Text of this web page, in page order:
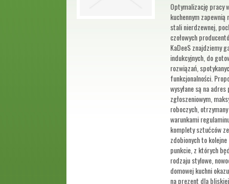
Optymalizację pracy
kuchennym
stali nierdzewnej,
czołowych
KaDeeS znajdziemy
indukcyjnych, do
rozwiązań,
funkcjonalności.
wysyłane są na
zgłoszeniowym,
roboczych,
warunkami
komplety sztućców
zdobionych to
punkcie, z których
rodzaju stylowe,
domowej kuchni
na prezent dla